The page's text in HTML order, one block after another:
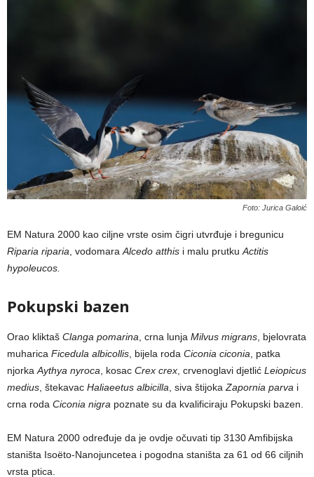
Foto: Jurica Galoić
EM Natura 2000 kao ciljne vrste osim čigri utvrđuje i bregunicu
Riparia riparia , vodomara Alcedo atthis i malu prutku Actitis
hypoleucos.
Pokupski bazen
Orao kliktaš Clanga pomarina , crna lunja Milvus migrans , bjelovrata
muharica Ficedula albicollis , bijela roda Ciconia ciconia , patka
njorka Aythya nyroca , kosac Crex crex , crvenoglavi djetlić Leiopicus
medius , štekavac Haliaeetus albicilla , siva štijoka Zapornia parva i
crna roda Ciconia nigra poznate su da kvalificiraju Pokupski bazen.
EM Natura 2000 određuje da je ovdje očuvati tip 3130 Amfibijska
staništa Isoëto-Nanojuncetea i pogodna staništa za 61 od 66 ciljnih
vrsta ptica.